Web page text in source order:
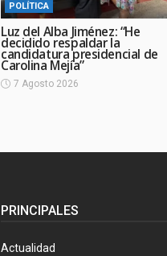
POLÍTICA
Luz del Alba Jiménez: “He
decidido respaldar la
candidatura presidencial de
Carolina Mejía”
7 Agosto 2026
PRINCIPALES
Actualidad